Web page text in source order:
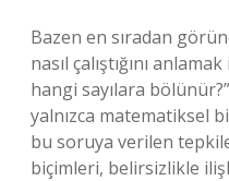
Bazen en sıradan
nasıl çalıştığını
hangi sayılara
yalnızca matematiksel
bu soruya verilen
biçimleri, belirsizlikle